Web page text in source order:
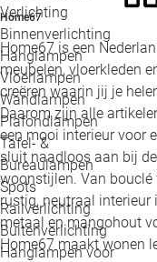
Verlichting
Binnenverlichting
Hanglampen
Vloerlampen
Wandlampen
Plafondlampen
Tafel- &
Bureaulampen
Spots
Railverlichting
Buitenverlichting
Hanglampen voor
Home67
Home67 is een
meubelen, vloerkleden
creëren waarin jij je
Daarom zijn alle
een mooi interieur voor
sluit naadloos aan bij
woonstijlen. Van bouclé
rustig, neutraal
metaal en mangohout
Home67 maakt wonen